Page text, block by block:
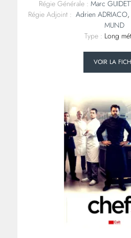
Régie Générale : Marc
Régie Adjoint : Adrien ADRIACO
MUND
Type : Long
VOIR LA